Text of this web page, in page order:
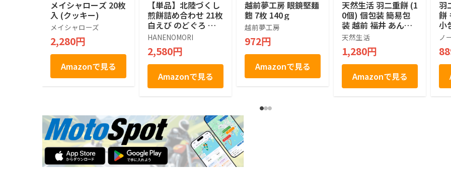
メイシャローズ 20枚
入 (クッキー)
メイシャローズ
2,280円
Amazonで見る
【単品】北陸づくし
煎餅詰め合わせ 21枚
白えび のどぐろ か
に 富山 石川 福井 名
産 お土産 ギフト
HANENOMORI
2,580円
Amazonで見る
越前夢工房 眼鏡堅麺
麭 7枚 140ｇ
越前夢工房
972円
Amazonで見る
天然生活 羽二重餅 (1
0個) 個包装 簡易包
装 越前 福井 あんこ
和菓子 もち米 おや
つ お茶請け 銘菓 お
土産 とろける なめ
らか
天然生活
1,280円
Amazonで見る
羽
餅
小
産
用
ノ